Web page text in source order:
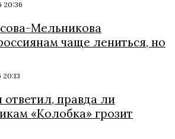
20:36
Мельникова
чаще лениться, но
20:13
правда ли
«Колобка» грозит